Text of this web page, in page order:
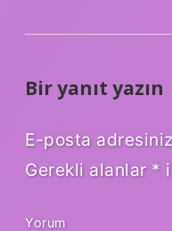
Bir yanıt yazın
E-posta
Gerekli alanlar *
Yorum